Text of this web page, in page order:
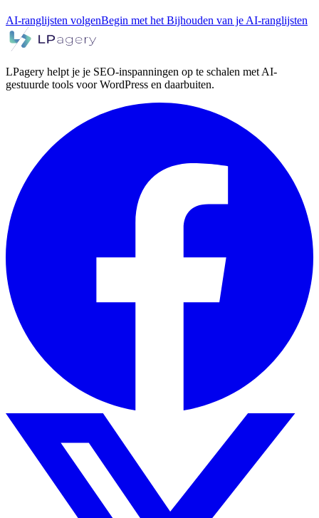
AI-ranglijsten volgenBegin met het Bijhouden van je AI-ranglijsten
LPagery helpt je je SEO-inspanningen op te schalen met AI-
gestuurde tools voor WordPress en daarbuiten.